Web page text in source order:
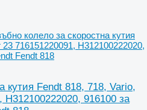
колело за скоростна кутия
716151220091, H312100222020,
Fendt 818
кутия Fendt 818, 718, Vario,
H312100222020, 916100 за